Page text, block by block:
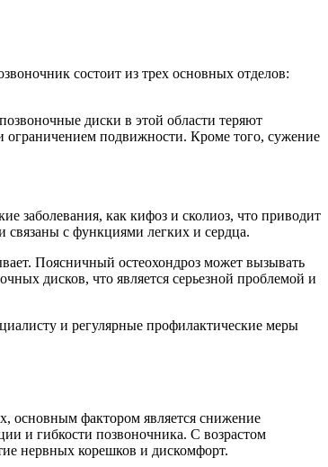
состоит из трех основных отделов:
диски в этой области теряют
ограничением подвижности. Кроме того, сужение
заболевания, как кифоз и сколиоз, что приводит
связаны с функциями легких и сердца.
Поясничный остеохондроз может вызывать
дисков, что является серьезной проблемой и
и регулярные профилактические меры
основным фактором является снижение
и гибкости позвоночника. С возрастом
нервных корешков и дискомфорт.